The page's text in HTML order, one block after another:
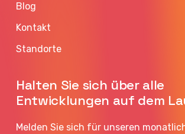
Blog
Kontakt
Standorte
Halten Sie sich über alle
Entwicklungen auf dem
Melden Sie sich für unseren